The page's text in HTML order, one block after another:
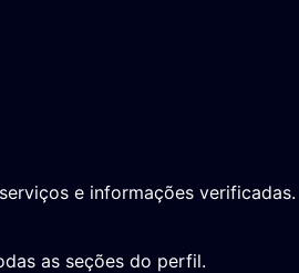
e informações verificadas.
as seções do perfil.